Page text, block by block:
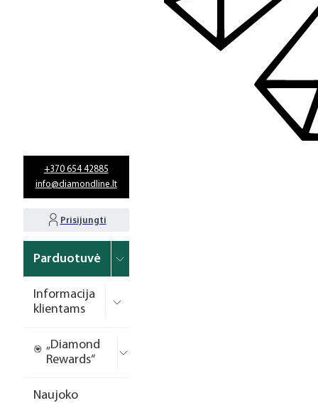
+370 654 42885
info@diamondline.lt
Prisijungti
Parduotuvė
Informacija
klientams
„Diamond
Rewards“
Naujoko